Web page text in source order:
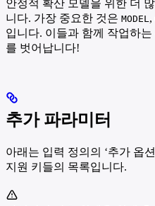
안정적 확산 모델을 위한 더
니다. 가장 중요한 것은 MODEL,
입니다. 이들과 함께 작업하
를 벗어납니다!
추가 파라미터
아래는 입력 정의의 ‘추가 옵
지원 키들의 목록입니다.